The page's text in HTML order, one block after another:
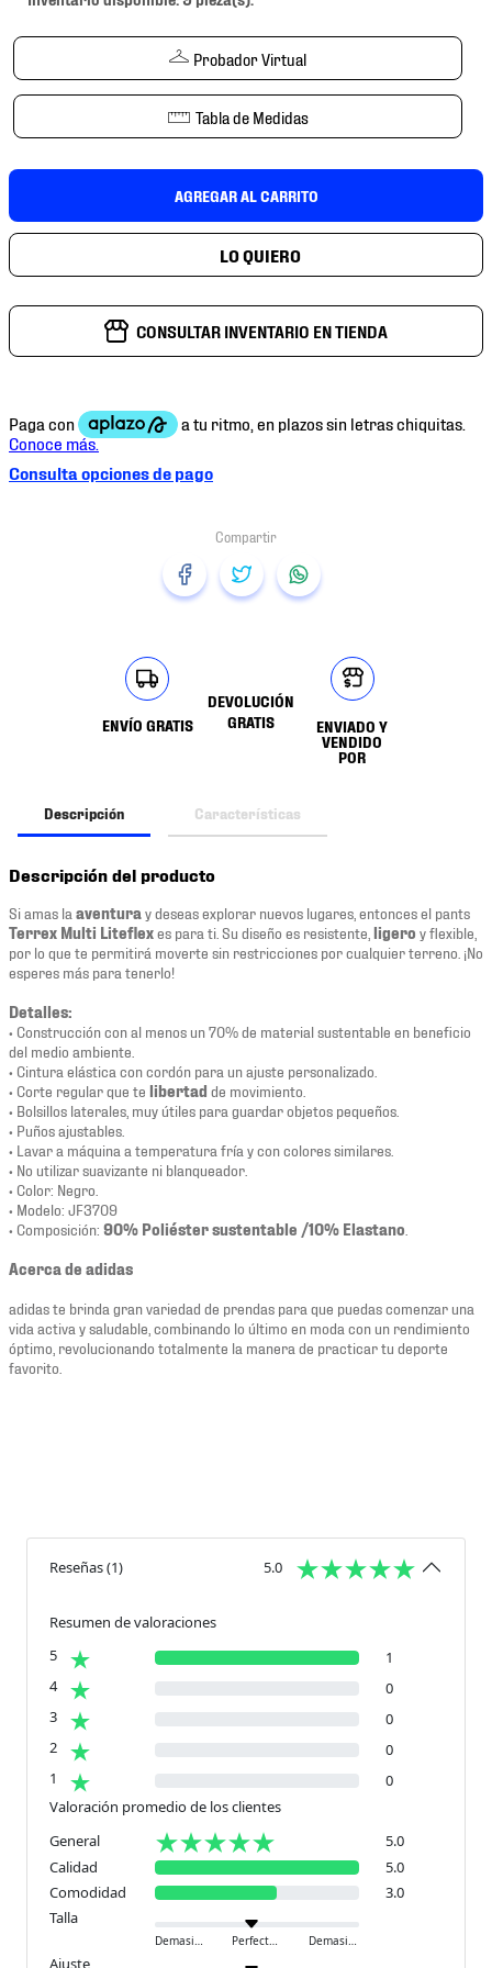
Probador Virtual
Tabla de Medidas
AGREGAR AL CARRITO
CONSULTAR INVENTARIO EN TIENDA
Consulta opciones de pago
ENVÍO GRATIS
DEVOLUCIÓN
GRATIS
ENVIADO Y
VENDIDO
POR
Descripción Características
Descripción del producto
Si amas la aventura y deseas explorar nuevos lugares, entonces el pants
Terrex Multi Liteflexes para ti. Su diseño es resistente, ligero y flexible,
por lo que te permitirá moverte sin restricciones por cualquier terreno. ¡No
esperes más para tenerlo!
Detalles:
• Construcción con al menos un 70% de material sustentable en beneficio
del medio ambiente.
• Cintura elástica con cordón para un ajuste personalizado.
• Corte regular que te libertad de movimiento.
• Bolsillos laterales, muy útiles para guardar objetos pequeños.
• Puños ajustables.
• Lavar a máquina a temperatura fría y con colores similares.
• No utilizar suavizante ni blanqueador.
• Color: Negro.
• Modelo: JF3709
• Composición: 90% Poliéster sustentable /10% Elastano
Acerca de adidas
adidas te brinda gran variedad de prendas para que puedas comenzar una
vida activa y saludable, combinando lo último en moda con un rendimiento
óptimo, revolucionando totalmente la manera de practicar tu deporte
favorito.
Reseñas(1) 5.0
Resumen de valoraciones
5
1
4
0
3
0
2
0
1
0
Valoración promedio de los clientes
General
5.0
Calidad
5.0
Comodidad
3.0
Talla
Demasiado pequeño Perfecto Demasiado grande
Ajuste
7.
mochilas